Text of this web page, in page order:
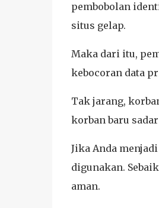
pembobolan
situs gelap.
Maka dari itu,
kebocoran data
Tak jarang,
korban baru
Jika Anda
digunakan.
aman.